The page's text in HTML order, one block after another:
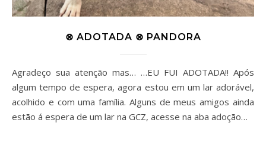
⊗ ADOTADA ⊗ PANDORA
Agradeço sua atenção mas… …EU FUI ADOTADA!! Após
algum tempo de espera, agora estou em um lar adorável,
acolhido e com uma família. Alguns de meus amigos ainda
estão á espera de um lar na GCZ, acesse na aba adoção…